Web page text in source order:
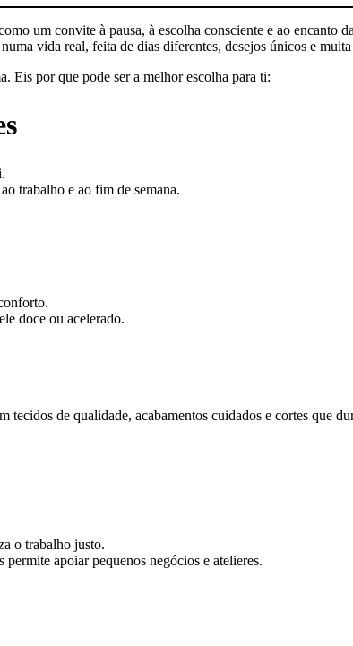
um convite à pausa, à escolha consciente e ao encanto
vida real, feita de dias diferentes, desejos únicos e
Eis por que pode ser a melhor escolha para ti:
trabalho e ao fim de semana.
doce ou acelerado.
tecidos de qualidade, acabamentos cuidados e cortes que
o trabalho justo.
apoiar pequenos negócios e atelieres.